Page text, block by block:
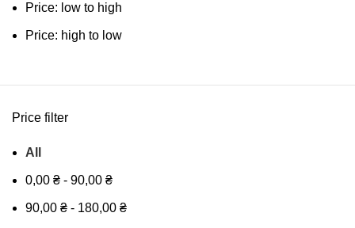
Price: low to high
Price: high to low
Price filter
All
0,00 ₴ - 90,00 ₴
90,00 ₴ - 180,00 ₴